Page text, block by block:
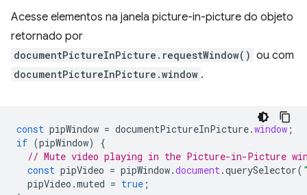
Acesse elementos na janela picture-in-picture do objeto
retornado por
documentPictureInPicture.requestWindow() ou com
documentPictureInPicture.window .
const pipWindow = documentPictureInPicture.window ;
if (pipWindow)
{
// Mute video playing in the Picture-in-Picture
const pipVideo = pipWindow.document .querySelector(
pipVideo .muted = true ;